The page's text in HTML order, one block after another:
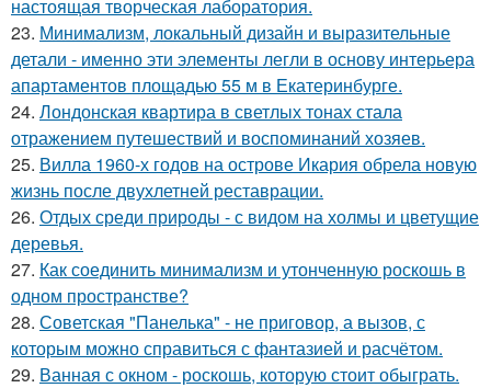
настоящая творческая лаборатория.
23. Минимализм, локальный дизайн и выразительные
детали - именно эти элементы легли в основу интерьера
апартаментов площадью 55 м в Екатеринбурге.
24. Лондонская квартира в светлых тонах стала
отражением путешествий и воспоминаний хозяев.
25. Вилла 1960-х годов на острове Икария обрела новую
жизнь после двухлетней реставрации.
26. Отдых среди природы - с видом на холмы и цветущие
деревья.
27. Как соединить минимализм и утонченную роскошь в
одном пространстве?
28. Советская "Панелька" - не приговор, а вызов, с
которым можно справиться с фантазией и расчётом.
29. Ванная с окном - роскошь, которую стоит обыграть.